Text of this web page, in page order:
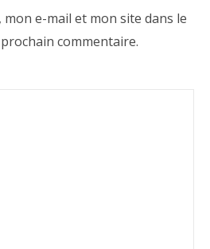
e-mail et mon site dans le
commentaire.